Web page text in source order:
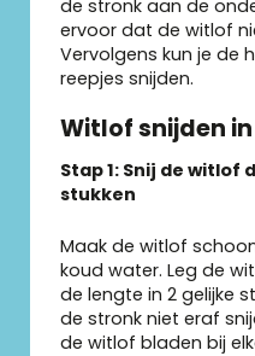
de stronk aan de
ervoor dat de witlof
Vervolgens kun je de
reepjes snijden.
Witlof snijden
Stap 1: Snij de witlof
stukken
Maak de witlof
koud water. Leg de
de lengte in 2 gelijke
de stronk niet eraf
de witlof bladen bij